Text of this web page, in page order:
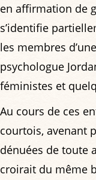
en affirmation de
s’identifie
les membres
psychologue
féministes et
Au cours de ces
courtois, avenant
dénuées de toute
croirait du même